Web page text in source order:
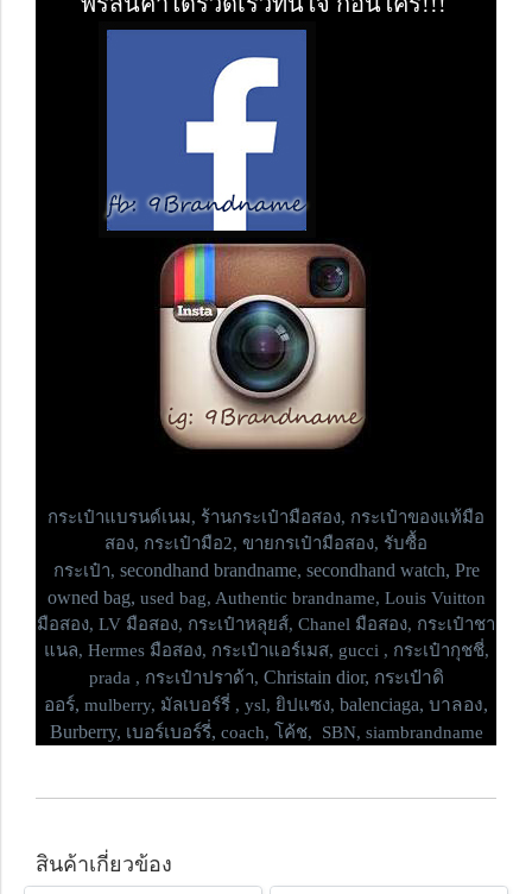
กระเป๋าแบรนด์เนม, ร้านกระเป๋ามือสอง, กระเป๋าของแท้มือ
สอง, กระเป๋ามือ2, ขายกรเป๋ามือสอง, รับซื้อ
กระเป๋า, secondhand brandname, secondhand watch, Pre
owned bag, used bag, Authentic brandname, Louis Vuitton
มือสอง, LV มือสอง, กระเป๋าหลุยส์, Chanel มือสอง, กระเป๋าชา
แนล, Hermes มือสอง, กระเป๋าแอร์เมส, gucci , กระเป๋ากุชชี่,
prada , กระเป๋าปราด้า, Christain dior, กระเป๋าดิ
ออร์, mulberry, มัลเบอร์รี่ , ysl, ยิปแซง, balenciaga, บาลอง,
Burberry, เบอร์เบอร์รี่, coach, โค้ช, SBN, siambrandname
สินค้าเกี่ยวข้อง